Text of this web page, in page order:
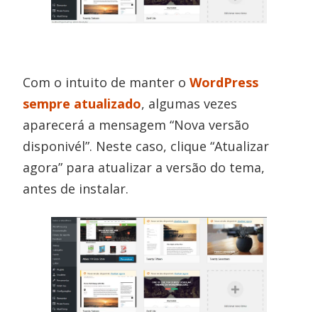
Com o intuito de manter oWordPress
sempre atualizado, algumas vezes
aparecerá a mensagem “Nova versão
disponivél”. Neste caso, clique “Atualizar
agora” para atualizar a versão do tema,
antes de instalar.